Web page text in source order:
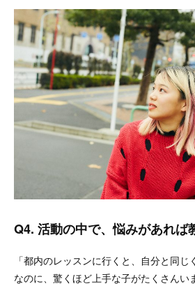
Q4. 活動の中で、悩みがあれば
「都内のレッスンに行くと、自分と同
なのに、驚くほど上手な子がたくさんい